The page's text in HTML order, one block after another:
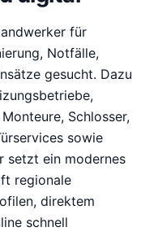
für
Notfälle,
gesucht. Dazu
Schlosser,
sowie
setzt ein modernes
regionale
direktem
schnell